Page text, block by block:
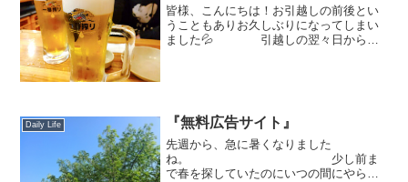
皆様、こんにちは！お引越しの前後とい
うこともありお久しぶりになってしまい
ました💦 引越しの翌々日からお
Daily Life 『無料広告サイト』
先週から、急に暑くなりました
ね。 少し前ま
で春を探していたのにいつの間にやら、